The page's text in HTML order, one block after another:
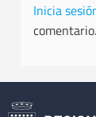
Inicia
comentario.